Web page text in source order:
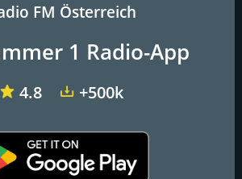
FM Österreich
1 Radio-App
4.8 +500k